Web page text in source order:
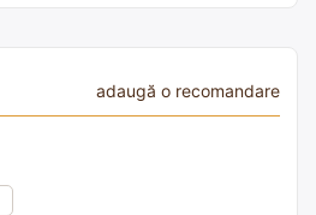
adaugă o recomandare